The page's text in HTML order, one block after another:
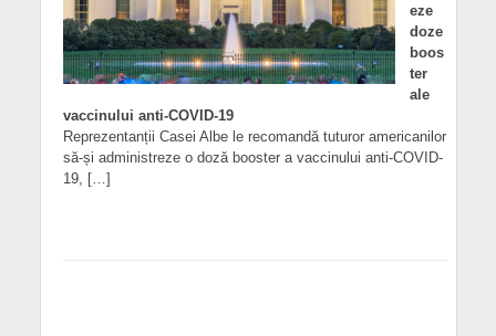
eze
doze
boos
ter
ale
vaccinului anti-COVID-19
Reprezentanții Casei Albe le recomandă tuturor americanilor
să-și administreze o doză booster a vaccinului anti-COVID-
19, […]